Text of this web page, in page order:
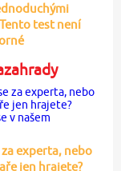
test není
experta, nebo
jen hrajete?